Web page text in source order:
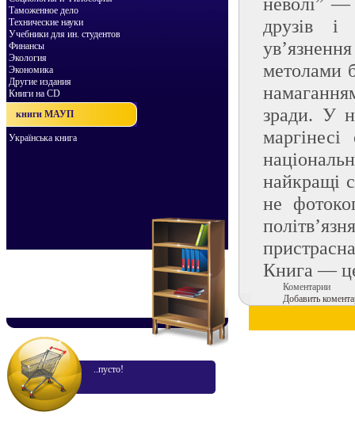
Таможенное дело
Технические науки
Учебники для ин. студентов
Финансы
Экология
Экономика
Другие издания
Книги на CD
книги МАУП
Українська книга
..пусто!
друзів і
метолами
зради. У
найкращі
не
Книга —
Коментарии
Добавить